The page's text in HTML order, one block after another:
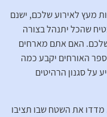
מעץ לאירוע שלכם, ישנם
שהכל יתנהל בצורה
האם אתם מארחים
האורחים יקבע כמה
על סגנון הרהיטים
מדדו את השטח שבו תציבו